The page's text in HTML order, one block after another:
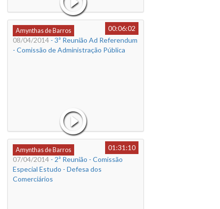
Amynthas de Barros
00:06:02
08/04/2014 - 3ª Reunião Ad Referendum
- Comissão de Administração Pública
Amynthas de Barros
01:31:10
07/04/2014 - 2ª Reunião - Comissão
Especial Estudo - Defesa dos
Comerciários